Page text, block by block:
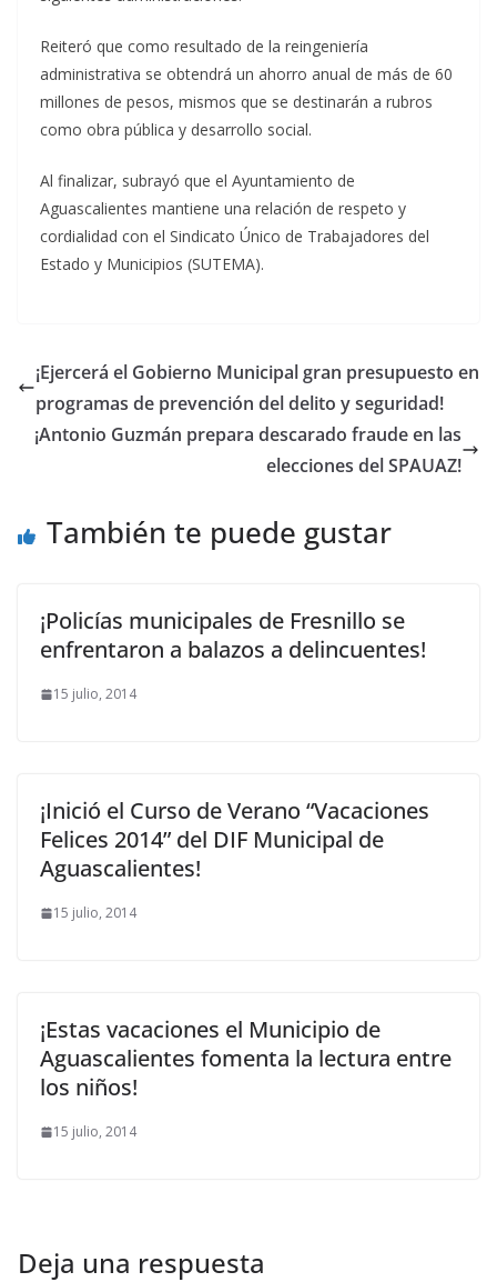
Reiteró que como resultado de la reingeniería
administrativa se obtendrá un ahorro anual de más de 60
millones de pesos, mismos que se destinarán a rubros
como obra pública y desarrollo social.
Al finalizar, subrayó que el Ayuntamiento de
Aguascalientes mantiene una relación de respeto y
cordialidad con el Sindicato Único de Trabajadores del
Estado y Municipios (SUTEMA).
¡Ejercerá el Gobierno Municipal gran presupuesto en
programas de prevención del delito y seguridad!
¡Antonio Guzmán prepara descarado fraude en las
elecciones del SPAUAZ!
También te puede gustar
¡Policías municipales de Fresnillo se
enfrentaron a balazos a delincuentes!
15 julio, 2014
¡Inició el Curso de Verano “Vacaciones
Felices 2014” del DIF Municipal de
Aguascalientes!
15 julio, 2014
¡Estas vacaciones el Municipio de
Aguascalientes fomenta la lectura entre
los niños!
15 julio, 2014
Deja una respuesta